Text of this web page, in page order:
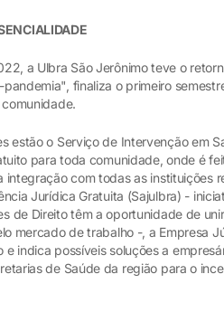
a Ulbra São Jerônimo teve o
finaliza o primeiro
estão o Serviço de Intervenção em
para toda comunidade, onde é
integração com todas as instituições
Jurídica Gratuita (Sajulbra) -
de Direito têm a oportunidade de
mercado de trabalho -, a Empresa
e indica possíveis soluções a
de Saúde da região para o